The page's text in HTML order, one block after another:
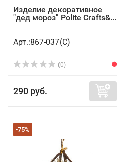
Изделие декоративное
"дед мороз" Polite Crafts&...
Арт.:867-037(C)
(0)
290 руб.
-75%